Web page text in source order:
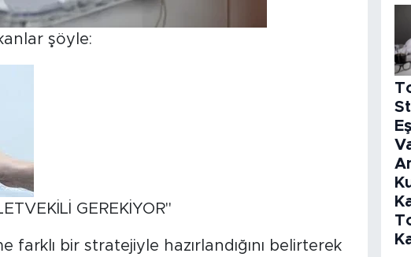
şöyle:
GEREKİYOR"
farklı bir stratejiyle hazırlandığını belirterek